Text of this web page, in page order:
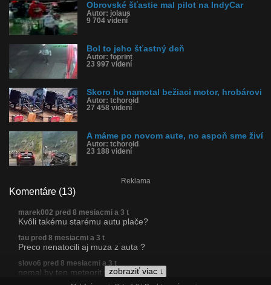
Obrovské šťastie mal pilot na IndyCar
Autor: jolaus
9 704 videní
Bol to jeho šťastný deň
Autor: foprint
23 997 videní
Skoro ho namotal bežiaci motor, hrobárovi
Autor: tchoroid
27 458 videní
A máme po novom aute, no aspoň sme živí
Autor: tchoroid
23 188 videní
Reklama
Komentáre (13)
zobraziť viac ↓
marek002 pred 8 mesiacmi a 3 t
Kvôli takému starému autu plače?
fau pred 8 mesiacmi a 3 t
Preco nenatocili aj muza z auta ?
slovo6 pred 8 mesiacmi a 3 t
nemal by ten meteorit viesť v zadu???